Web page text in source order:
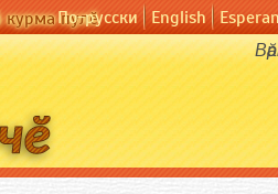
курма пулӗПо-русски English